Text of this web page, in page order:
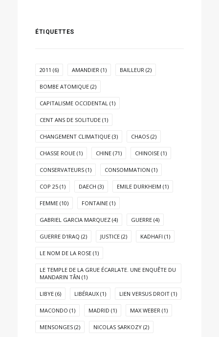
ÉTIQUETTES
2011 (6) AMANDIER (1) BAILLEUR (2)
BOMBE ATOMIQUE (2)
CAPITALISME OCCIDENTAL (1)
CENT ANS DE SOLITUDE (1)
CHANGEMENT CLIMATIQUE (3) CHAOS (2)
CHASSE ROUE (1) CHINE (71) CHINOISE (1)
CONSERVATEURS (1) CONSOMMATION (1)
COP 25 (1) DAECH (3) EMILE DURKHEIM (1)
FEMME (10) FONTAINE (1)
GABRIEL GARCIA MARQUEZ (4) GUERRE (4)
GUERRE D'IRAQ (2) JUSTICE (2) KADHAFI (1)
LE NOM DE LA ROSE (1)
LE TEMPLE DE LA GRUE ÉCARLATE. UNE ENQUÊTE DU
MANDARIN TÂN (1)
LIBYE (6) LIBÉRAUX (1) LIEN VERSUS DROIT (1)
MACONDO (1) MADRID (1) MAX WEBER (1)
MENSONGES (2) NICOLAS SARKOZY (2)